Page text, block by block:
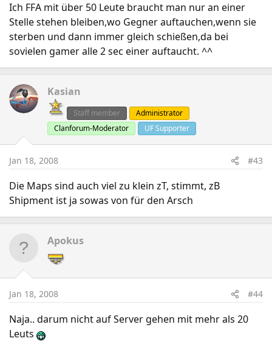
Ich FFA mit über 50 Leute braucht man nur an einer
Stelle stehen bleiben,wo Gegner auftauchen,wenn sie
sterben und dann immer gleich schießen,da bei
sovielen gamer alle 2 sec einer auftaucht. ^^
Kasian
Staff member
Administrator
Clanforum-Moderator
UF Supporter
Jan 18, 2008 #43
Die Maps sind auch viel zu klein zT, stimmt, zB
Shipment ist ja sowas von für den Arsch
Apokus
Jan 18, 2008 #44
Naja.. darum nicht auf Server gehen mit mehr als 20
Leuts